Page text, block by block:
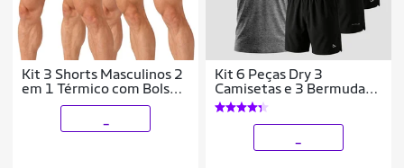
Kit 3 Shorts Masculinos 2
em 1 Térmico com Bolso
Secagem Rápida
Kit 6 Peças Dry 3
Camisetas e 3 Bermudas
Alpha